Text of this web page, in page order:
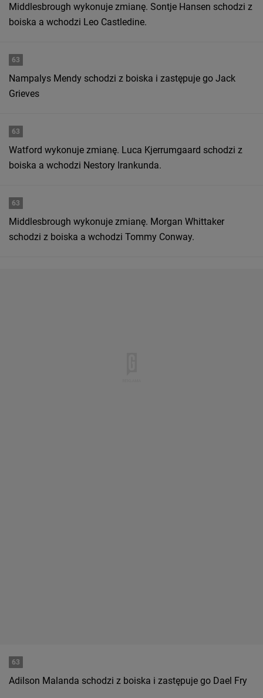
Middlesbrough wykonuje zmianę. Sontje Hansen schodzi z
boiska a wchodzi Leo Castledine.
63
Nampalys Mendy schodzi z boiska i zastępuje go Jack
Grieves
63
Watford wykonuje zmianę. Luca Kjerrumgaard schodzi z
boiska a wchodzi Nestory Irankunda.
63
Middlesbrough wykonuje zmianę. Morgan Whittaker
schodzi z boiska a wchodzi Tommy Conway.
63
Adilson Malanda schodzi z boiska i zastępuje go Dael Fry